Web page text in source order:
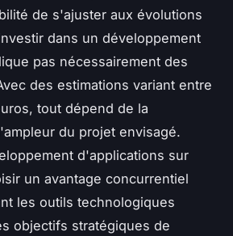
de s'ajuster aux évolutions
dans un développement
pas nécessairement des
des estimations variant entre
tout dépend de la
du projet envisagé.
d'applications sur
un avantage concurrentiel
les outils technologiques
objectifs stratégiques de